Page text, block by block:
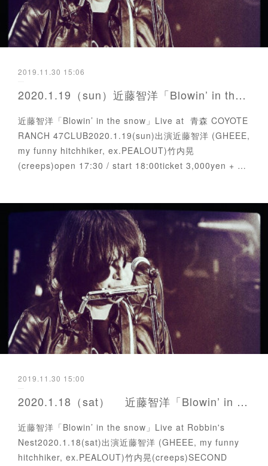
2019.11.30 15:06
2020.1.19（sun）近藤智洋「Blowin’ in the snow」
近藤智洋「Blowin’ in the snow」Live at 青森 COYOTE
RANCH 47CLUB2020.1.19(sun)出演近藤智洋 (GHEEE,
my funny hitchhiker, ex.PEALOUT)竹内晃
(creeps)open 17:30 / start 18:00ticket 3,000yen + …
2019.11.30 15:00
2020.1.18（sat） 近藤智洋「Blowin’ in the snow」
近藤智洋「Blowin’ in the snow」Live at Robbin's
Nest2020.1.18(sat)出演近藤智洋 (GHEEE, my funny
hitchhiker, ex.PEALOUT)竹内晃(creeps)SECOND